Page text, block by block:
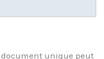
document unique peut